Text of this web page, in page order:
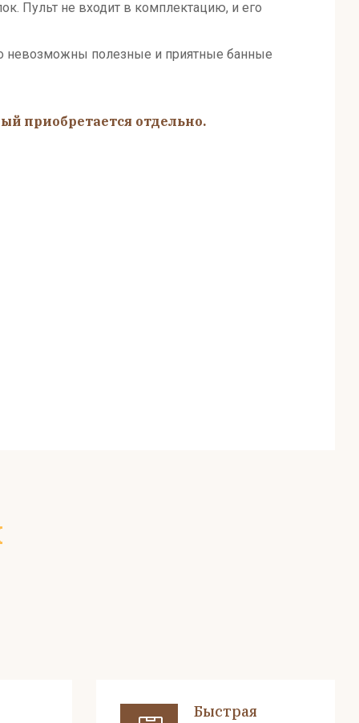
Пульт не входит в комплектацию, и его
невозможны полезные и приятные банные
приобретается отдельно.
Быстрая